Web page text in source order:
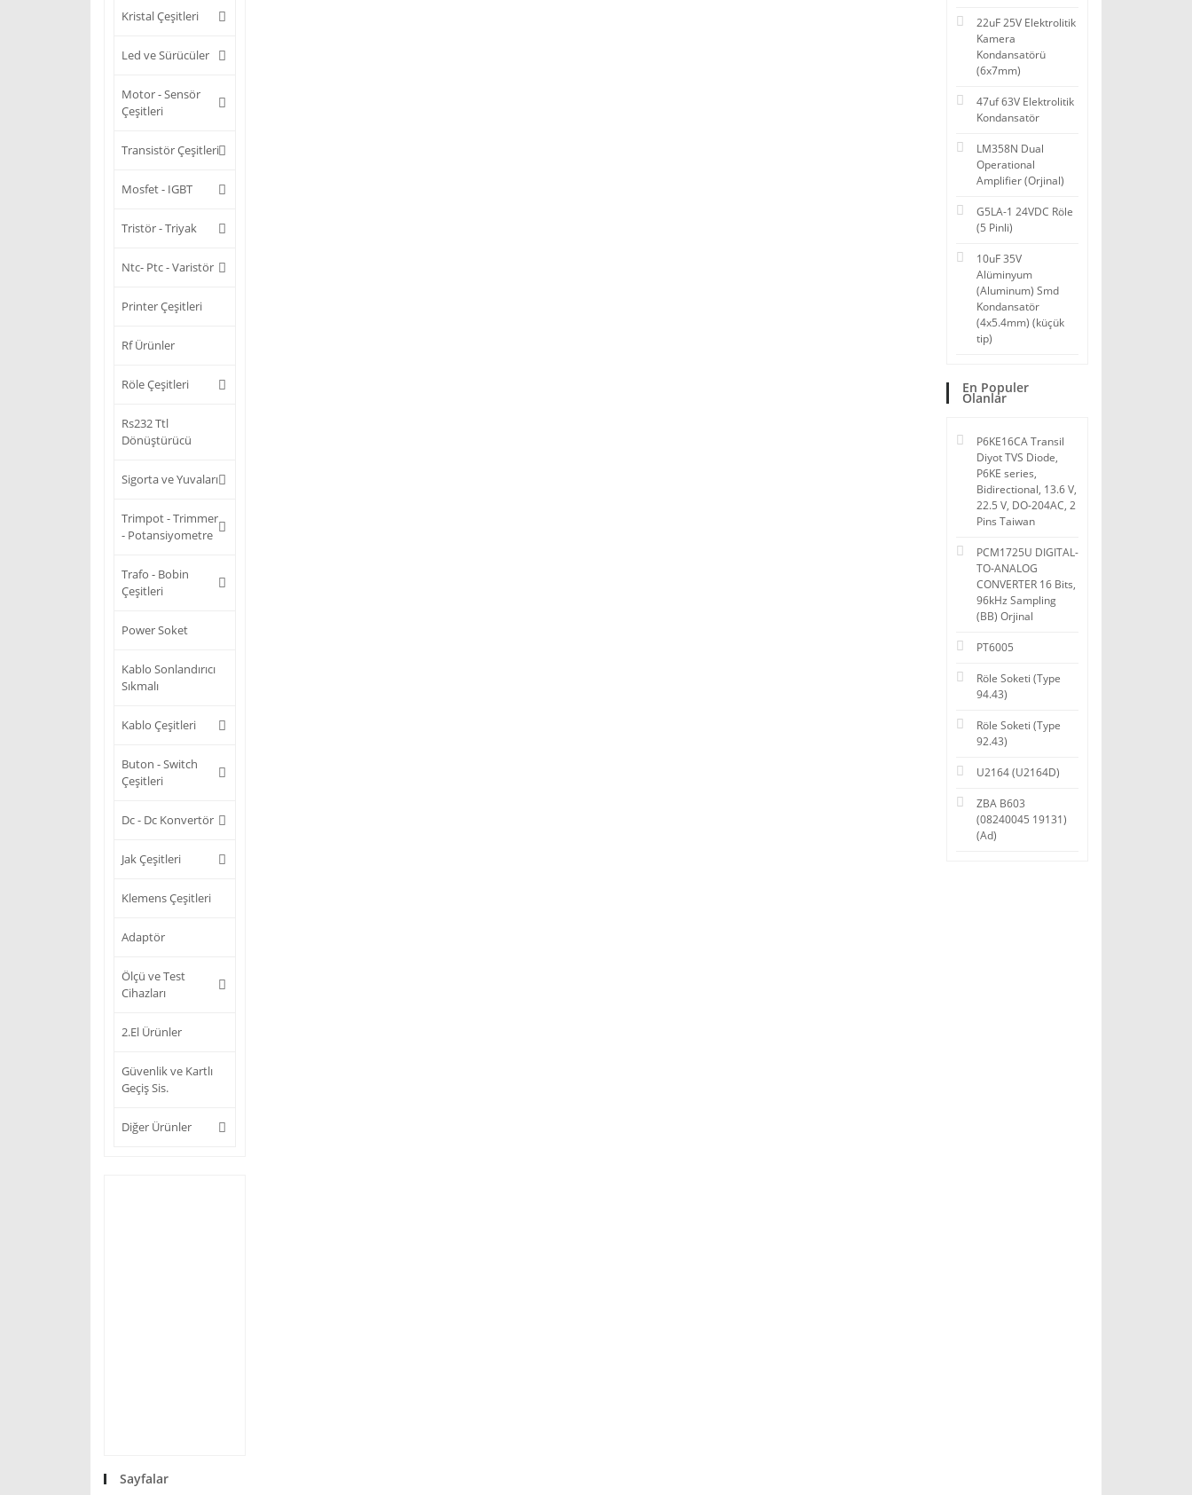
Kristal Çeşitleri
Led ve Sürücüler
Motor - Sensör
Çeşitleri
Transistör Çeşitleri
Mosfet - IGBT
Tristör - Triyak
Ntc- Ptc - Varistör
Printer Çeşitleri
Rf Ürünler
Röle Çeşitleri
Rs232 Ttl
Dönüştürücü
Sigorta ve Yuvaları
Trimpot - Trimmer
- Potansiyometre
Trafo - Bobin
Çeşitleri
Power Soket
Kablo Sonlandırıcı
Sıkmalı
Kablo Çeşitleri
Buton - Switch
Çeşitleri
Dc - Dc Konvertör
Jak Çeşitleri
Klemens Çeşitleri
Adaptör
Ölçü ve Test
Cihazları
2.El Ürünler
Güvenlik ve Kartlı
Geçiş Sis.
Diğer Ürünler
Sayfalar
22uF 25V Elektrolitik
Kamera
Kondansatörü
(6x7mm)
47uf 63V Elektrolitik
Kondansatör
LM358N Dual
Operational
Amplifier (Orjinal)
G5LA-1 24VDC Röle
(5 Pinli)
10uF 35V
Alüminyum
(Aluminum) Smd
Kondansatör
(4x5.4mm) (küçük
tip)
En Populer
Olanlar
P6KE16CA Transil
Diyot TVS Diode,
P6KE series,
Bidirectional, 13.6 V,
22.5 V, DO-204AC, 2
Pins Taiwan
PCM1725U DIGITAL-
TO-ANALOG
CONVERTER 16 Bits,
96kHz Sampling
(BB) Orjinal
PT6005
Röle Soketi (Type
94.43)
Röle Soketi (Type
92.43)
U2164 (U2164D)
ZBA B603
(08240045 19131)
(Ad)